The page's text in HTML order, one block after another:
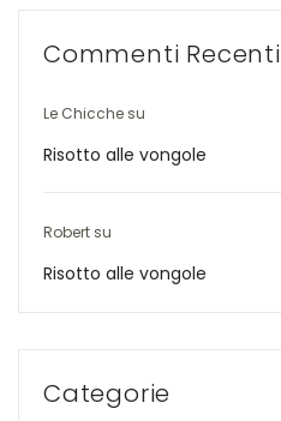
Commenti Recenti
Le Chicche su
Risotto alle vongole
Robert su
Risotto alle vongole
Categorie